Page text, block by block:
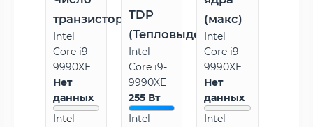
транзисторов
Intel
Core i9-
9990XE
Нет
данных
Intel
TDP
(Тепловыделение)
Intel
Core i9-
9990XE
255 Вт
Intel
(макс)
Intel
Core i9-
9990XE
Нет
данных
Intel